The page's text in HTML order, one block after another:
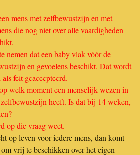
mens met zelfbewustzijn en met
die nog niet over alle vaardigheden
nemen dat een baby vlak vóór de
en gevoelens beschikt. Dat wordt
feit geaccepteerd.
welk moment een menselijk wezen in
heeft. Is dat bij 14 weken,
op die vraag weet.
op leven voor iedere mens, dan komt
vrij te beschikken over het eigen